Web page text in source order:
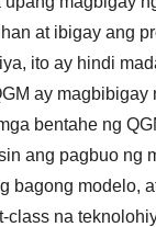
at ibigay ang
ito ay hindi
ay magbibigay
bentahe ng
ang pagbuo ng
bagong modelo,
na